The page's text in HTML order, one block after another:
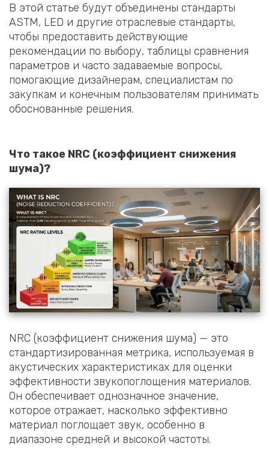
В этой статье будут объединены стандарты
ASTM, LED и другие отраслевые стандарты,
чтобы предоставить действующие
рекомендации по выбору, таблицы сравнения
параметров и часто задаваемые вопросы,
помогающие дизайнерам, специалистам по
закупкам и конечным пользователям принимать
обоснованные решения.
Что такое NRC (коэффициент снижения
шума)?
NRC (коэффициент снижения шума) — это
стандартизированная метрика, используемая в
акустических характеристиках для оценки
эффективности звукопоглощения материалов.
Он обеспечивает однозначное значение,
которое отражает, насколько эффективно
материал поглощает звук, особенно в
диапазоне средней и высокой частоты.